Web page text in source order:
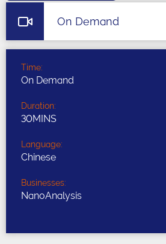
On Demand
Time:
On Demand
Duration:
30MINS
Language:
Chinese
Businesses:
NanoAnalysis